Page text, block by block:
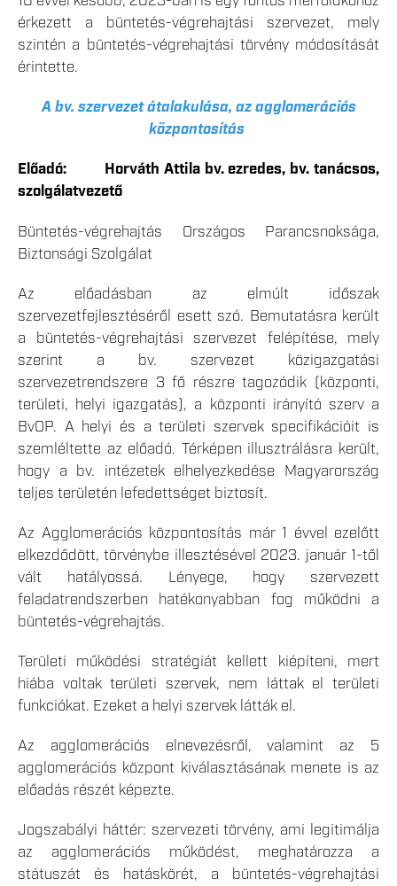
érkezett a büntetés-végrehajtási szervezet, mely
szintén a büntetés-végrehajtási törvény módosítását
érintette.
A bv. szervezet átalakulása, az agglomerációs
központosítás
Előadó: Horváth Attila bv. ezredes, bv. tanácsos,
szolgálatvezető
Büntetés-végrehajtás Országos Parancsnoksága,
Biztonsági Szolgálat
Az előadásban az elmúlt időszak
szervezetfejlesztéséről esett szó. Bemutatásra került
a büntetés-végrehajtási szervezet felépítése, mely
szerint a bv. szervezet közigazgatási
szervezetrendszere 3 fő részre tagozódik (központi,
területi, helyi igazgatás), a központi irányító szerv a
BvOP. A helyi és a területi szervek specifikációit is
szemléltette az előadó. Térképen illusztrálásra került,
hogy a bv. intézetek elhelyezkedése Magyarország
teljes területén lefedettséget biztosít.
Az Agglomerációs központosítás már 1 évvel ezelőtt
elkezdődött, törvénybe illesztésével 2023. január 1-től
vált hatályossá. Lényege, hogy szervezett
feladatrendszerben hatékonyabban fog működni a
büntetés-végrehajtás.
Területi működési stratégiát kellett kiépíteni, mert
hiába voltak területi szervek, nem láttak el területi
funkciókat. Ezeket a helyi szervek látták el.
Az agglomerációs elnevezésről, valamint az 5
agglomerációs központ kiválasztásának menete is az
előadás részét képezte.
Jogszabályi háttér: szervezeti törvény, ami legitimálja
az agglomerációs működést, meghatározza a
státuszát és hatáskörét, a büntetés-végrehajtási